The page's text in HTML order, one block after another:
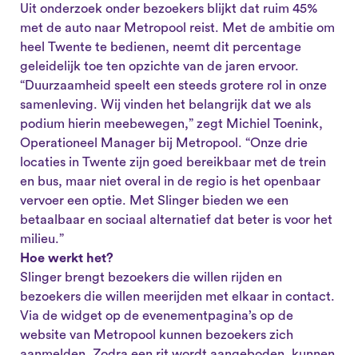
Uit onderzoek onder bezoekers blijkt dat ruim 45%
met de auto naar Metropool reist. Met de ambitie om
heel Twente te bedienen, neemt dit percentage
geleidelijk toe ten opzichte van de jaren ervoor.
“Duurzaamheid speelt een steeds grotere rol in onze
samenleving. Wij vinden het belangrijk dat we als
podium hierin meebewegen,” zegt Michiel Toenink,
Operationeel Manager bij Metropool. “Onze drie
locaties in Twente zijn goed bereikbaar met de trein
en bus, maar niet overal in de regio is het openbaar
vervoer een optie. Met Slinger bieden we een
betaalbaar en sociaal alternatief dat beter is voor het
milieu.”
Hoe werkt het?
Slinger brengt bezoekers die willen rijden en
bezoekers die willen meerijden met elkaar in contact.
Via de widget op de evenementpagina’s op de
website van Metropool kunnen bezoekers zich